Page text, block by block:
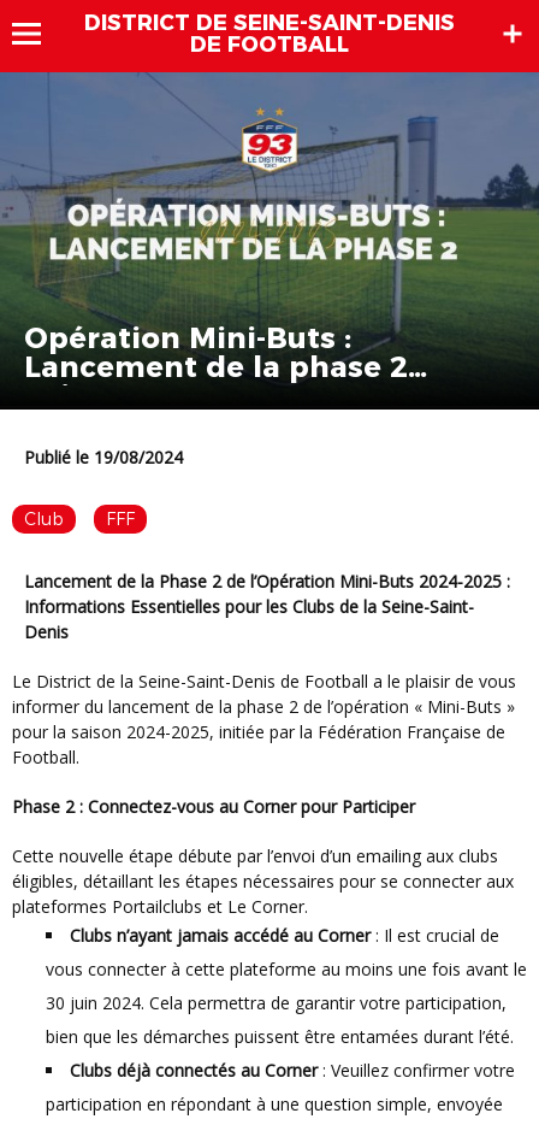
DISTRICT DE SEINE-SAINT-DENIS
DE FOOTBALL
Opération Mini-Buts :
Lancement de la phase 2
Saison 2024-2025
Publié le 19/08/2024
Club FFF
Lancement de la Phase 2 de l’Opération Mini-Buts 2024-2025 :
Informations Essentielles pour les Clubs de la Seine-Saint-
Denis
Le District de la Seine-Saint-Denis de Football a le plaisir de vous
informer du lancement de la phase 2 de l’opération « Mini-Buts »
pour la saison 2024-2025, initiée par la Fédération Française de
Football.
Phase 2 : Connectez-vous au Corner pour Participer
Cette nouvelle étape débute par l’envoi d’un emailing aux clubs
éligibles, détaillant les étapes nécessaires pour se connecter aux
plateformes Portailclubs et Le Corner.
Clubs n’ayant jamais accédé au Corner: Il est crucial de
vous connecter à cette plateforme au moins une fois avant le
30 juin 2024. Cela permettra de garantir votre participation,
bien que les démarches puissent être entamées durant l’été.
Clubs déjà connectés au Corner: Veuillez confirmer votre
participation en répondant à une question simple, envoyée